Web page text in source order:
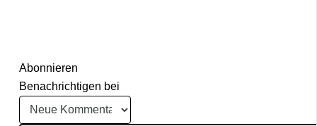
Abonnieren
Benachrichtigen bei